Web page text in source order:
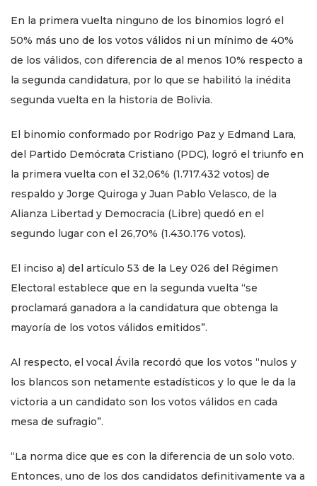
En la primera vuelta ninguno de los binomios logró el
50% más uno de los votos válidos ni un mínimo de 40%
de los válidos, con diferencia de al menos 10% respecto a
la segunda candidatura, por lo que se habilitó la inédita
segunda vuelta en la historia de Bolivia.
El binomio conformado por Rodrigo Paz y Edmand Lara,
del Partido Demócrata Cristiano (PDC), logró el triunfo en
la primera vuelta con el 32,06% (1.717.432 votos) de
respaldo y Jorge Quiroga y Juan Pablo Velasco, de la
Alianza Libertad y Democracia (Libre) quedó en el
segundo lugar con el 26,70% (1.430.176 votos).
El inciso a) del artículo 53 de la Ley 026 del Régimen
Electoral establece que en la segunda vuelta “se
proclamará ganadora a la candidatura que obtenga la
mayoría de los votos válidos emitidos”.
Al respecto, el vocal Ávila recordó que los votos “nulos y
los blancos son netamente estadísticos y lo que le da la
victoria a un candidato son los votos válidos en cada
mesa de sufragio”.
“La norma dice que es con la diferencia de un solo voto.
Entonces, uno de los dos candidatos definitivamente va a